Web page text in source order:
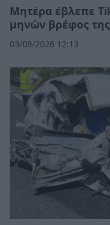
Μητέρα έβλεπε
μηνών βρέφος
03/08/2026 12:13